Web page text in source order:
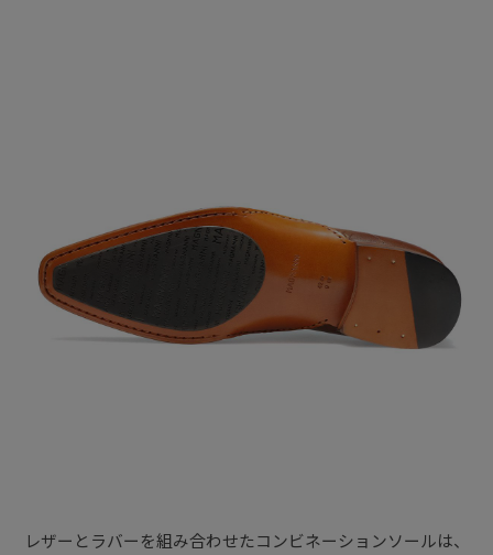
レザーとラバーを組み合わせたコンビネーションソールは、